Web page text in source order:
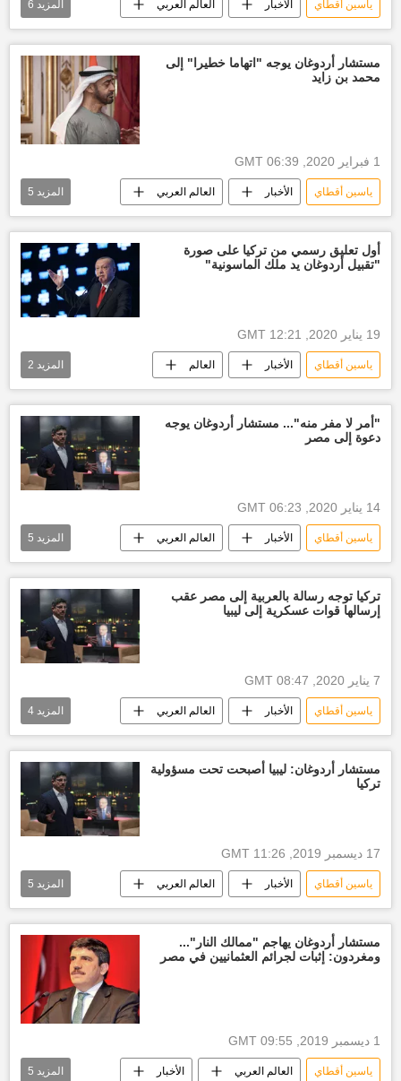
ياسين أقطاي الأخبار العالم العربي
العالم أنور قرقاش أخبار ليبيا اليوم
أخبار الإمارات العربية المتحدة أخبار تركيا اليوم
أخبار الخليج
المزيد 6
مستشار أردوغان يوجه "اتهاما خطيرا" إلى
محمد بن زايد
1 فبراير 2020, 06:39 GMT
ياسين أقطاي الأخبار العالم العربي
العالم أخبار السودان اليوم
أخبار ليبيا اليوم رجب طيب أردوغان
الرئيس الإماراتي محمد بن زايد
المزيد 5
أول تعليق رسمي من تركيا على صورة
"تقبيل أردوغان يد ملك الماسونية"
19 يناير 2020, 12:21 GMT
ياسين أقطاي الأخبار العالم
أخبار تركيا اليوم رجب طيب أردوغان
المزيد 2
"أمر لا مفر منه"... مستشار أردوغان يوجه
دعوة إلى مصر
14 يناير 2020, 06:23 GMT
ياسين أقطاي الأخبار العالم العربي
العالم أخبار ليبيا اليوم
حكومة الوفاق الليبية أخبار تركيا اليوم
رجب طيب أردوغان
المزيد 5
تركيا توجه رسالة بالعربية إلى مصر عقب
إرسالها قوات عسكرية إلى ليبيا
7 يناير 2020, 08:47 GMT
ياسين أقطاي الأخبار العالم العربي
العالم أخبار ليبيا اليوم
حكومة الوفاق الليبية أخبار تركيا اليوم
المزيد 4
مستشار أردوغان: ليبيا أصبحت تحت مسؤولية
تركيا
17 ديسمبر 2019, 11:26 GMT
ياسين أقطاي الأخبار العالم العربي
العالم فايز السراج حكومة الوفاق
توقيع مذكرة تفاهم رجب طيب أردوغان
المزيد 5
مستشار أردوغان يهاجم "ممالك النار"...
ومغردون: إثبات لجرائم العثمانيين في مصر
1 ديسمبر 2019, 09:55 GMT
ياسين أقطاي العالم العربي الأخبار المزيد 5